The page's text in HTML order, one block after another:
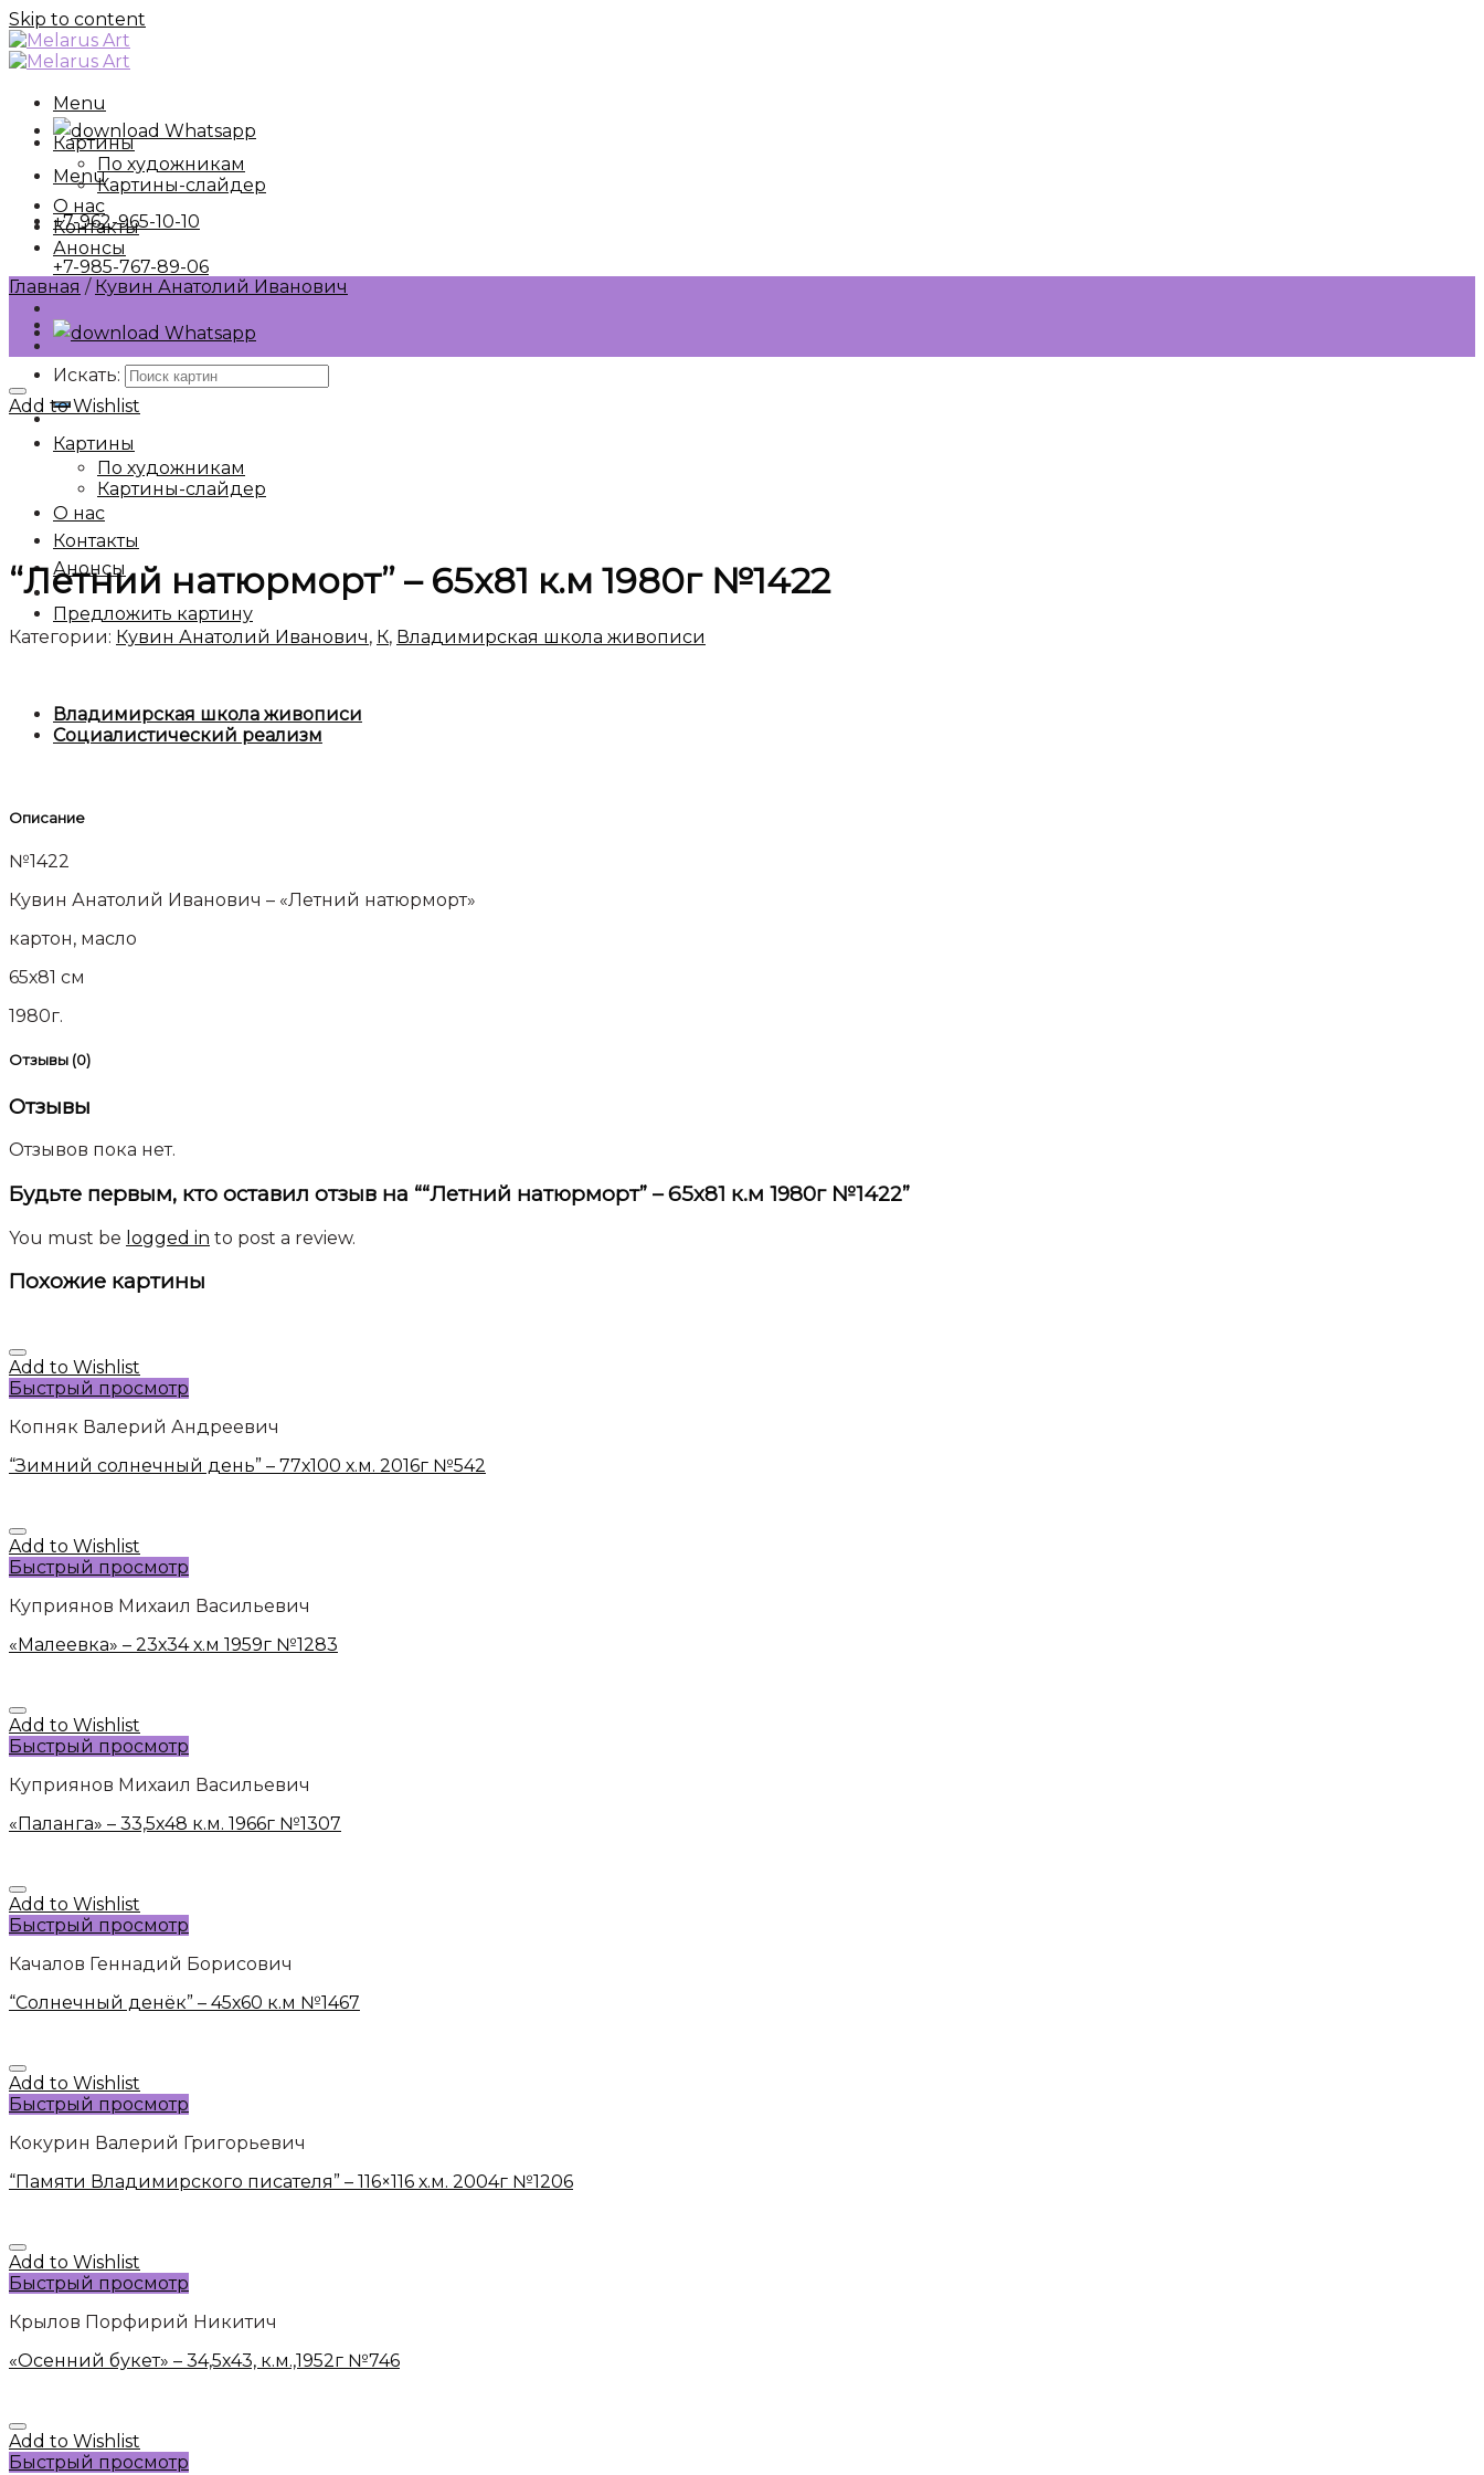
Skip to content
Menu
Whatsapp
Menu
+7-962-965-10-10
+7-985-767-89-06
Whatsapp
Искать:
Картины
По художникам
Картины-слайдер
О нас
Контакты
Анонсы
Предложить картину
Картины
По художникам
Картины-слайдер
О нас
Контакты
Анонсы
Главная / Кувин Анатолий Иванович
Add to Wishlist
“Летний натюрморт” – 65х81 к.м 1980г №1422
Категории: Кувин Анатолий Иванович, К, Владимирская школа живописи
Владимирская школа живописи
Социалистический реализм
Описание
№1422
Кувин Анатолий Иванович – «Летний натюрморт»
картон, масло
65х81 см
1980г.
Отзывы (0)
Отзывы
Отзывов пока нет.
Будьте первым, кто оставил отзыв на ““Летний натюрморт” – 65х81 к.м 1980г №1422”
You must be logged in to post a review.
Похожие картины
Add to Wishlist
Быстрый просмотр
Копняк Валерий Андреевич
“Зимний солнечный день” – 77х100 х.м. 2016г №542
Add to Wishlist
Быстрый просмотр
Куприянов Михаил Васильевич
«Малеевка» – 23х34 х.м 1959г №1283
Add to Wishlist
Быстрый просмотр
Куприянов Михаил Васильевич
«Паланга» – 33,5х48 к.м. 1966г №1307
Add to Wishlist
Быстрый просмотр
Качалов Геннадий Борисович
“Солнечный денёк” – 45х60 к.м №1467
Add to Wishlist
Быстрый просмотр
Кокурин Валерий Григорьевич
“Памяти Владимирского писателя” – 116×116 х.м. 2004г №1206
Add to Wishlist
Быстрый просмотр
Крылов Порфирий Никитич
«Осенний букет» – 34,5х43, к.м.,1952г №746
Add to Wishlist
Быстрый просмотр